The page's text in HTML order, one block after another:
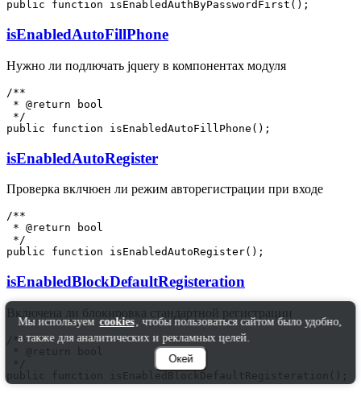
isEnabledAutoFillPhone
Нужно ли подлючать jquery в компонентах модуля
/**
* @return bool
*/
isEnabledAutoRegister
Проверка вклчюен ли режим авторегистрации при входе
/**
* @return bool
*/
isEnabledBlockDefaultRegisteration
Включена ли блокировка стандартной регистрации
/**
* @return bool
*/
Мы используем cookies, чтобы пользоваться сайтом было удобно,
а также для аналитических и рекламных целей.
Окей